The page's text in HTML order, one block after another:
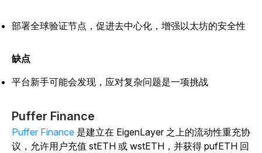
部署全球验证节点，促进去中心化，增强以太坊的安全性
缺点
平台新手可能会发现，应对复杂问题是一项挑战
Puffer Finance
Puffer Finance 是建立在 EigenLayer 之上的流动性重充协
议，允许用户充值 stETH 或 wstETH，并获得 pufETH 回